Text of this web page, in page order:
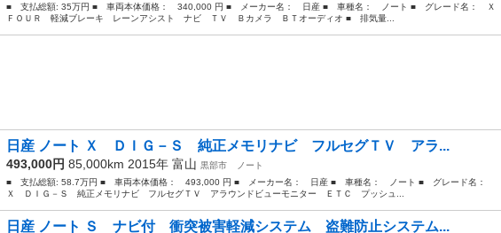
■ 支払総額: 35万円 ■ 車両本体価格： 340,000 円 ■ メーカー名： 日産 ■ 車種名： ノート ■ グレード名： Ｘ
ＦＯＵＲ 軽減ブレーキ レーンアシスト ナビ ＴＶ Ｂカメラ ＢＴオーディオ ■ 排気量...
日産 ノート Ｘ ＤＩＧ－Ｓ 純正メモリナビ フルセグＴＶ アラ...
493,000円 85,000km 2015年 富山 黒部市
ノート
■ 支払総額: 58.7万円 ■ 車両本体価格： 493,000 円 ■ メーカー名： 日産 ■ 車種名： ノート ■ グレード名：
Ｘ ＤＩＧ－Ｓ 純正メモリナビ フルセグＴＶ アラウンドビューモニター ＥＴＣ プッシュ...
日産 ノート Ｓ ナビ付 衝突被害軽減システム 盗難防止システム...